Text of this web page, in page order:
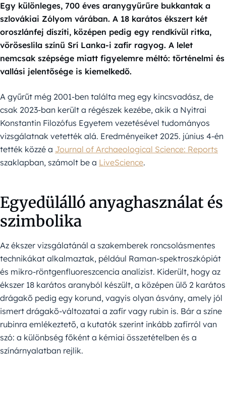
Egy különleges, 700 éves aranygyűrűre bukkantak a
szlovákiai Zólyom várában. A 18 karátos ékszert két
oroszlánfej díszíti, középen pedig egy rendkívül ritka,
vöröseslila színű Srí Lanka-i zafír ragyog. A lelet
nemcsak szépsége miatt figyelemre méltó: történelmi és
vallási jelentősége is kiemelkedő.
A gyűrűt még 2001-ben találta meg egy kincsvadász, de
csak 2023-ban került a régészek kezébe, akik a Nyitrai
Konstantin Filozófus Egyetem vezetésével tudományos
vizsgálatnak vetették alá. Eredményeiket 2025. június 4-én
tették közzé a Journal of Archaeological Science: Reports
szaklapban, számolt be a LiveScience.
Egyedülálló anyaghasználat és
szimbolika
Az ékszer vizsgálatánál a szakemberek roncsolásmentes
technikákat alkalmaztak, például Raman-spektroszkópiát
és mikro-röntgenfluoreszcencia analízist. Kiderült, hogy az
ékszer 18 karátos aranyból készült, a középen ülő 2 karátos
drágakő pedig egy korund, vagyis olyan ásvány, amely jól
ismert drágakő-változatai a zafír vagy rubin is. Bár a színe
rubinra emlékeztető, a kutatók szerint inkább zafírról van
szó: a különbség főként a kémiai összetételben és a
színárnyalatban rejlik.